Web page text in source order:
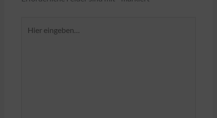
eingeben…